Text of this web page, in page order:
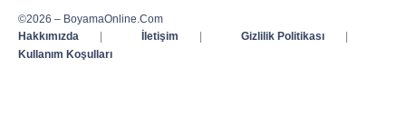
©2026 – BoyamaOnline.Com
Hakkımızda
| İletişim | Gizlilik Politikası
|
Kullanım Koşulları